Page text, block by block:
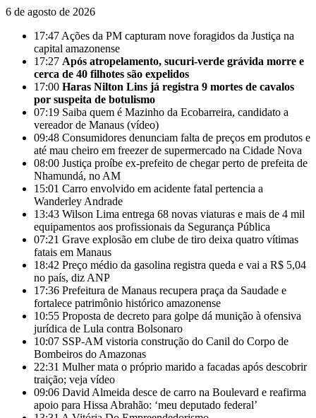
6 de agosto de 2026
17:47 Ações da PM capturam nove foragidos da Justiça na
capital amazonense
17:27 Após atropelamento, sucuri-verde grávida morre e
cerca de 40 filhotes são expelidos
17:00 Haras Nilton Lins já registra 9 mortes de cavalos
por suspeita de botulismo
07:19 Saiba quem é Mazinho da Ecobarreira, candidato a
vereador de Manaus (vídeo)
09:48 Consumidores denunciam falta de preços em produtos e
até mau cheiro em freezer de supermercado na Cidade Nova
08:00 Justiça proíbe ex-prefeito de chegar perto de prefeita de
Nhamundá, no AM
15:01 Carro envolvido em acidente fatal pertencia a
Wanderley Andrade
13:43 Wilson Lima entrega 68 novas viaturas e mais de 4 mil
equipamentos aos profissionais da Segurança Pública
07:21 Grave explosão em clube de tiro deixa quatro vítimas
fatais em Manaus
18:42 Preço médio da gasolina registra queda e vai a R$ 5,04
no país, diz ANP
17:36 Prefeitura de Manaus recupera praça da Saudade e
fortalece patrimônio histórico amazonense
10:55 Proposta de decreto para golpe dá munição à ofensiva
jurídica de Lula contra Bolsonaro
10:07 SSP-AM vistoria construção do Canil do Corpo de
Bombeiros do Amazonas
22:31 Mulher mata o próprio marido a facadas após descobrir
traição; veja vídeo
09:06 David Almeida desce de carro na Boulevard e reafirma
apoio para Hissa Abrahão: ‘meu deputado federal’